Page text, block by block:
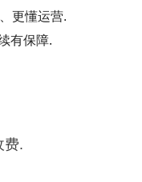
更懂运营.
有保障.
费.